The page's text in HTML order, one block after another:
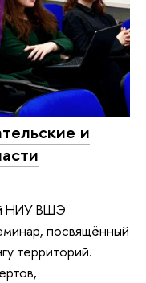
и
НИУ ВШЭ
посвящённый
территорий.